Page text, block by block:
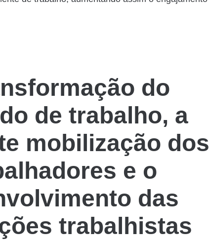
do
de trabalho, a
mobilização dos
e o
das
trabalhistas